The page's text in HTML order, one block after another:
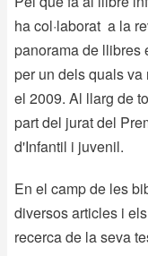
ha col·laborat a la
panorama de llibres
per un dels quals va
el 2009. Al llarg de
part del jurat del
d'Infantil i juvenil.
En el camp de les
diversos articles i
recerca de la seva